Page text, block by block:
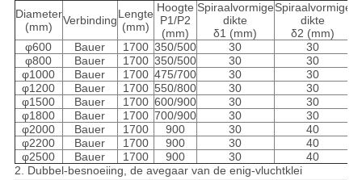
Diameter
(mm)
VerbindingLengte
(mm)
Hoogte
P1/P2
(mm)
Spiraalvormige
dikte
δ1 (mm)
Spiraalvormige
dikte
δ2 (mm)
φ600 Bauer 1700 350/500 30
30
φ800
Bauer 1700 350/500 30
30
φ1000
Bauer 1700 475/700 30
30
φ1200
Bauer 1700 550/800 30
30
φ1500
Bauer 1700 600/900 30
30
φ1800
Bauer 1700 700/900 30
30
φ2000
Bauer 1700 900 30
40
φ2200
Bauer 1700 900 30
40
φ2500
Bauer 1700 900 30
40
2. Dubbel-besnoeiing, de avegaar van de enig-vluchtklei